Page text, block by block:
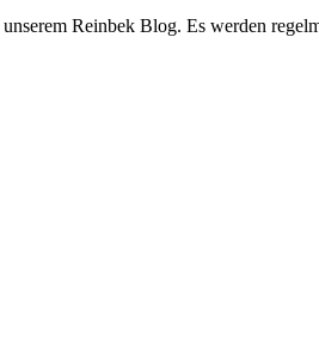
Reinbek Blog. Es werden